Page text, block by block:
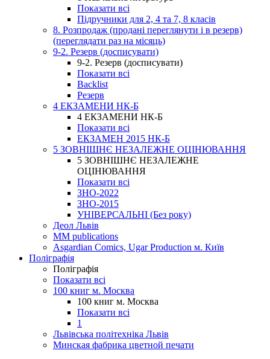
Показати всі
Підручники для 2, 4 та 7, 8 класів
8. Розпродаж (продані переглянути і в резерв)
(переглядати раз на місяць)
9-2. Резерв (досписувати)
9-2. Резерв (досписувати)
Показати всі
Backlist
Резерв
4 ЕКЗАМЕНИ НК-Б
4 ЕКЗАМЕНИ НК-Б
Показати всі
ЕКЗАМЕН 2015 НК-Б
5 ЗОВНІШНЄ НЕЗАЛЕЖНЕ ОЦІНЮВАННЯ
5 ЗОВНІШНЄ НЕЗАЛЕЖНЕ
ОЦІНЮВАННЯ
Показати всі
ЗНО-2022
ЗНО-2015
УНІВЕРСАЛЬНІ (Без року)
Деол Львів
MM publications
Asgardian Comics, Ugar Production м. Київ
Поліграфія
Поліграфія
Показати всі
100 книг м. Москва
100 книг м. Москва
Показати всі
1
Львівська політехніка Львів
Минская фабрика цветной печати